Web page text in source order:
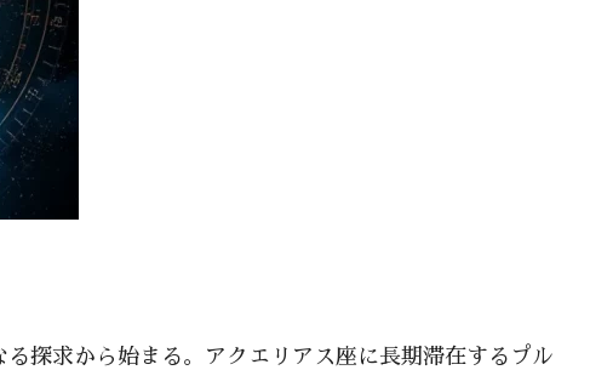
探求から始まる。アクエリアス座に長期滞在するプル